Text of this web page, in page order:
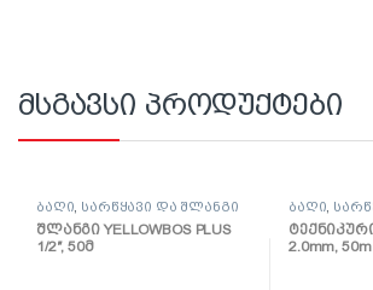
მსგავსი პროდუქტები
ბაღი სარწყავი და შლანგი
შლანგი YELLOWBOS PLUS
1/2″, 50მ
ბაღი
2.0mm, 50m